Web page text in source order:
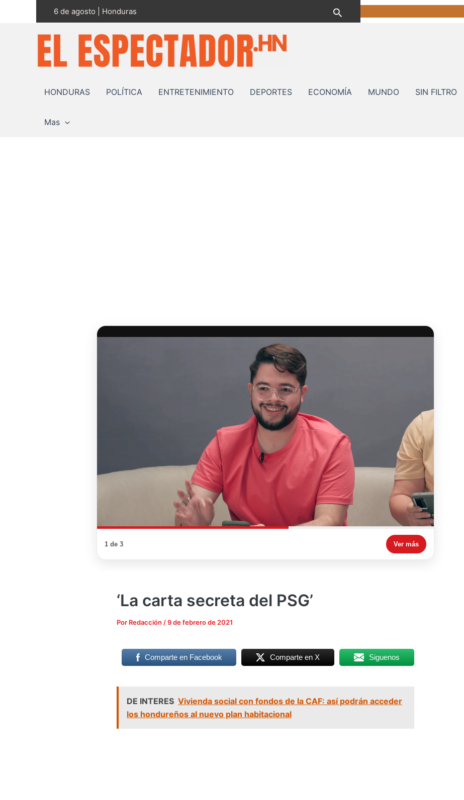
6 de agosto | Honduras Buscar
HONDURAS POLÍTICA ENTRETENIMIENTO DEPORTES ECONOMÍA MUNDO SIN FILTRO
Mas
1 de 3 Ver más
‘La carta secreta del PSG’
Por Redacción /9 de febrero de 2021
Comparte en Facebook Comparte en X Siguenos
DE INTERES Vivienda social con fondos de la CAF: así podrán acceder
los hondureños al nuevo plan habitacional